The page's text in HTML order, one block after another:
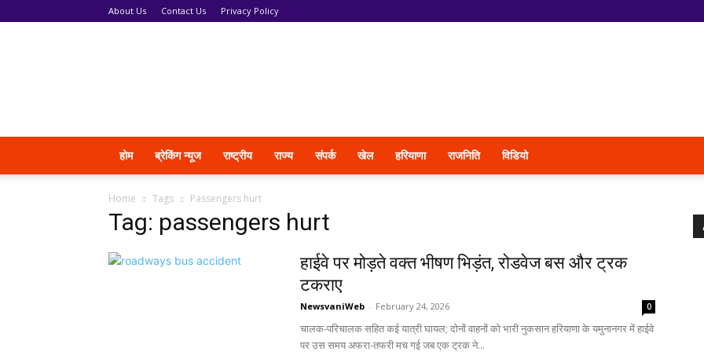
About Us Contact Us Privacy Policy
होम ब्रेकिंग न्यूज राष्ट्रीय राज्य संपर्क खेल हरियाणा राजनिति विडियो
Home Tags Passengers hurt
Tag: passengers hurt
हाईवे पर मोड़ते वक्त भीषण भिड़ंत, रोडवेज बस और ट्रक
टकराए
NewsvaniWeb - February 24, 2026 0
चालक-परिचालक सहित कई यात्री घायल; दोनों वाहनों को भारी नुकसान हरियाणा के यमुनानगर में हाईवे
पर उस समय अफरा-तफरी मच गई जब एक ट्रक ने...